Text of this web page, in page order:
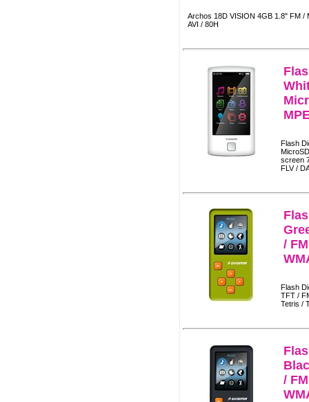
Archos 18D VISION 4GB 1.8" FM /
AVI / 80H
Flash
screen
FLV /
/
Flash
TFT /
Tetris /
/